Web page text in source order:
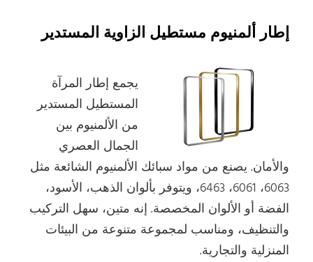
إطار ألمنيوم مستطيل الزاوية المستدير
يجمع إطار المرآة
المستطيل المستدير
من الألمنيوم بين
الجمال العصري
والأمان. يصنع من مواد سبائك الألمنيوم الشائعة مثل
6063، 6061، 6463، ويتوفر بألوان الذهب، الأسود،
الفضة أو الألوان المخصصة. إنه متين، سهل التركيب
والتنظيف، ومناسب لمجموعة متنوعة من البيئات
المنزلية والتجارية.